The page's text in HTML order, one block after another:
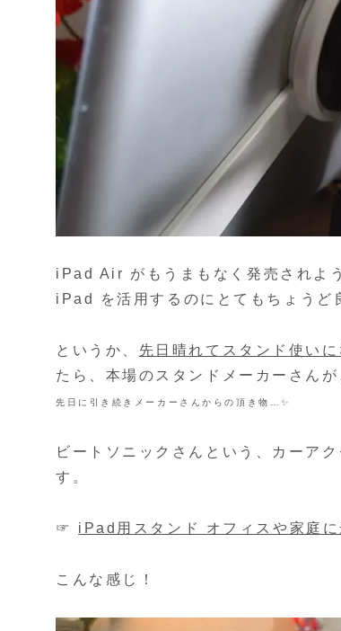
iPad Air がもうまもなく発売されよ
iPad を活用するのにとてもちょうど
というか、 先日晴れてスタンド使い
たら、本場のスタンドメーカーさん
先日に引き続きメーカーさんからの頂き物…✨
ビートソニックさんという、カーア
す。
☞ iPad用スタンド オフィスや家庭
こんな感じ！